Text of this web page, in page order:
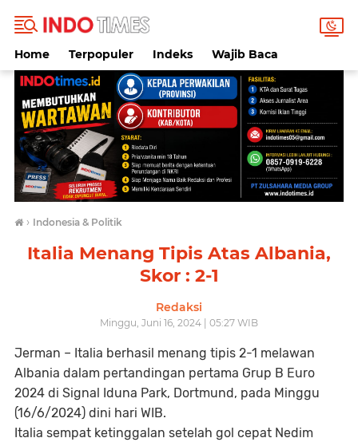
Home Terpopuler Indeks Wajib Baca
› Indonesia & Politik
Italia Menang Tipis Atas Albania,
Skor : 2-1
Redaksi
Minggu, Juni 16, 2024 | 05:27 WIB
Jerman – Italia berhasil menang tipis 2-1 melawan
Albania dalam pertandingan pertama Grup B Euro
2024 di Signal Iduna Park, Dortmund, pada Minggu
(16/6/2024) dini hari WIB.
Italia sempat ketinggalan setelah gol cepat Nedim